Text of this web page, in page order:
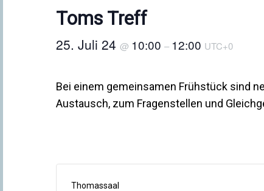
Toms Treff
25. Juli 24 @ 10:00 – 12:00 UTC+0
Bei einem gemeinsamen Frühstück sind
Austausch, zum Fragenstellen und
Thomassaal